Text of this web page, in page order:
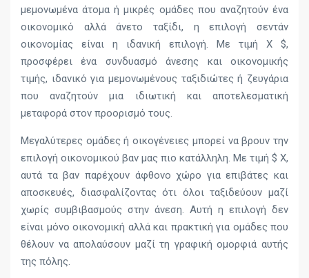
μεμονωμένα άτομα ή μικρές ομάδες που αναζητούν ένα
οικονομικό αλλά άνετο ταξίδι, η επιλογή σεντάν
οικονομίας είναι η ιδανική επιλογή. Με τιμή X $,
προσφέρει ένα συνδυασμό άνεσης και οικονομικής
τιμής, ιδανικό για μεμονωμένους ταξιδιώτες ή ζευγάρια
που αναζητούν μια ιδιωτική και αποτελεσματική
μεταφορά στον προορισμό τους.
Μεγαλύτερες ομάδες ή οικογένειες μπορεί να βρουν την
επιλογή οικονομικού βαν μας πιο κατάλληλη. Με τιμή $ X,
αυτά τα βαν παρέχουν άφθονο χώρο για επιβάτες και
αποσκευές, διασφαλίζοντας ότι όλοι ταξιδεύουν μαζί
χωρίς συμβιβασμούς στην άνεση. Αυτή η επιλογή δεν
είναι μόνο οικονομική αλλά και πρακτική για ομάδες που
θέλουν να απολαύσουν μαζί τη γραφική ομορφιά αυτής
της πόλης.